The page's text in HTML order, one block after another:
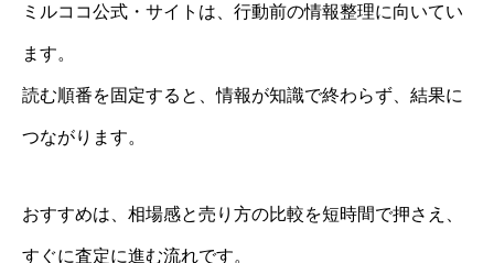
ミルココ公式・サイトは、行動前の情報整理に向いてい
ます。
読む順番を固定すると、情報が知識で終わらず、結果に
つながります。
おすすめは、相場感と売り方の比較を短時間で押さえ、
すぐに査定に進む流れです。